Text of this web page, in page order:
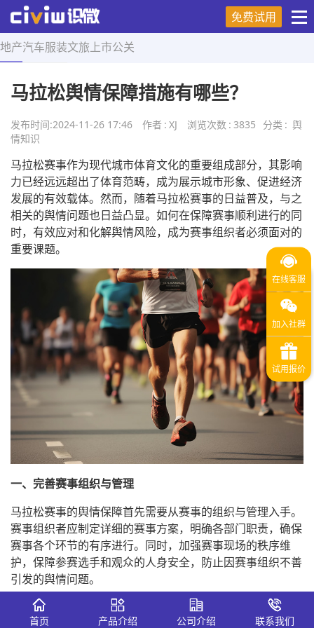
免费试用
地产汽车服装文旅 上市公关
首页 > 舆情知识 > 正文
马拉松舆情保障措施有哪些？
发布时间:2024-11-26 17:46 作者 : XJ 浏览次数 : 3835 分类 : 舆
情知识
马拉松赛事作为现代城市体育文化的重要组成部分，其影响
力已经远远超出了体育范畴，成为展示城市形象、促进经济
发展的有效载体。然而，随着马拉松赛事的日益普及，与之
相关的舆情问题也日益凸显。如何在保障赛事顺利进行的同
时，有效应对和化解舆情风险，成为赛事组织者必须面对的
重要课题。
一、完善赛事组织与管理
马拉松赛事的舆情保障首先需要从赛事的组织与管理入手。
赛事组织者应制定详细的赛事方案，明确各部门职责，确保
赛事各个环节的有序进行。同时，加强赛事现场的秩序维
护，保障参赛选手和观众的人身安全，防止因赛事组织不善
引发的舆情问题。
二、加强舆情监测与预警
首页 产品介绍 公司介绍 联系我们